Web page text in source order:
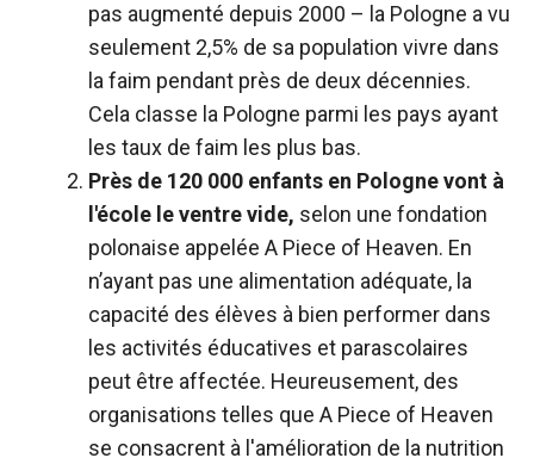
pas augmenté depuis 2000 – la Pologne a vu
seulement 2,5% de sa population vivre dans
la faim pendant près de deux décennies.
Cela classe la Pologne parmi les pays ayant
les taux de faim les plus bas.
Près de 120 000 enfants en Pologne vont à
l'école le ventre vide, selon une fondation
polonaise appelée A Piece of Heaven. En
n’ayant pas une alimentation adéquate, la
capacité des élèves à bien performer dans
les activités éducatives et parascolaires
peut être affectée. Heureusement, des
organisations telles que A Piece of Heaven
se consacrent à l'amélioration de la nutrition